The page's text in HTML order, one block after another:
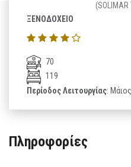
(SOLIMAR
ΞΕΝΟΔΟΧΕΙΟ
70
119
Περίοδος Λειτουργίας:
Πληροφορίες